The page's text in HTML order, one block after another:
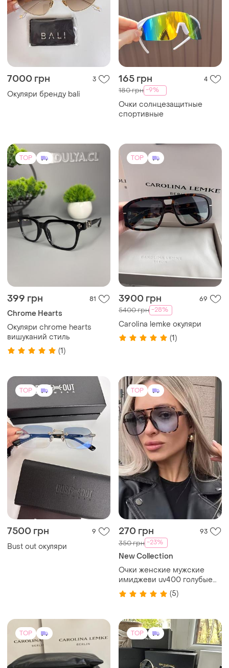
7000 грн 3
Окуляри бренду bali
165 грн 4
180 грн -9%
Очки солнцезащитные
спортивные
TOP
399 грн 81
Chrome Hearts
Окуляри chrome hearts
вишуканий стиль
(1)
TOP
3900 грн 69
5400 грн -28%
Carolina lemke окуляри
(1)
TOP
7500 грн 9
Bust out окуляри
TOP
270 грн 93
350 грн -23%
New Collection
Очки женские мужские
имиджеви uv400 голубые
авиаторы новые
(5)
TOP TOP